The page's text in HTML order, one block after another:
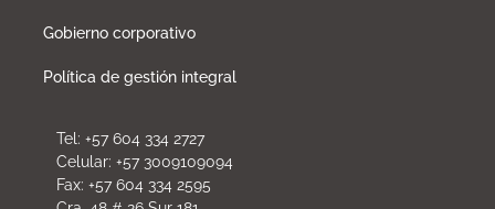
Gobierno corporativo
Política de gestión integral
Tel: +57 604 334 2727
Celular: +57 3009109094
Fax: +57 604 334 2595